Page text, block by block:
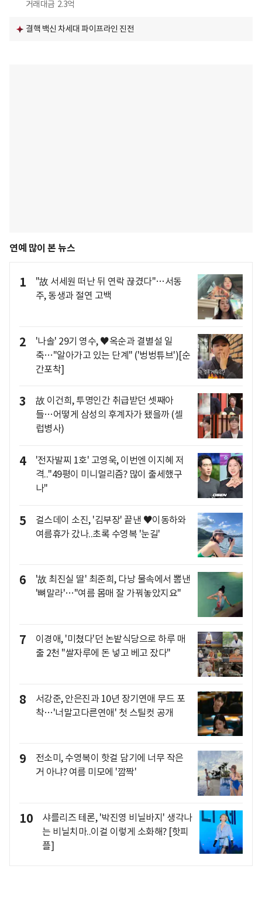
거래대금 2.3억
결핵 백신 차세대 파이프라인 진전
연예 많이 본 뉴스
1
"故 서세원 떠난 뒤 연락 끊겼다"…서동
주, 동생과 절연 고백
2
'나솔' 29기 영수, ♥옥순과 결별설 일
축…"알아가고 있는 단계" ('벙벙튜브')[순
간포착]
3
故 이건희, 투명인간 취급받던 셋째아
들…어떻게 삼성의 후계자가 됐을까 (셀
럽병사)
4
'전자발찌 1호' 고영욱, 이번엔 이지혜 저
격.."49평이 미니멀리즘? 많이 출세했구
나"
5
걸스데이 소진, '김부장' 끝낸 ♥이동하와
여름휴가 갔나..초록 수영복 '눈길'
6
'故 최진실 딸' 최준희, 다낭 물속에서 뽐낸
'뼈말라'…"여름 몸매 잘 가꿔놓았지요"
7
이경애, '미쳤다'던 논밭식당으로 하루 매
출 2천 "쌀자루에 돈 넣고 베고 잤다"
8
서강준, 안은진과 10년 장기연애 무드 포
착…'너말고다른연애' 첫 스틸컷 공개
9
전소미, 수영복이 핫걸 담기에 너무 작은
거 아냐? 여름 미모에 '깜짝'
10
샤를리즈 테론, '박진영 비닐바지' 생각나
는 비닐치마..이걸 이렇게 소화해? [핫피
플]